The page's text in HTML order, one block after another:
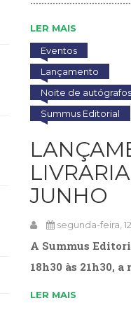
LER MAIS
Eventos
Lançamento
Noite de autógrafos
Summus Editorial
JUNHO
segunda-feira,
A Summus
18h30 às 21h30,
LER MAIS